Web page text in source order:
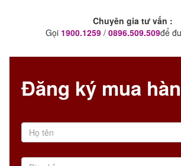
Chuyên gia tư vấn :
Gọi 1900.1259 / 0896.509.509để
Đăng ký mua